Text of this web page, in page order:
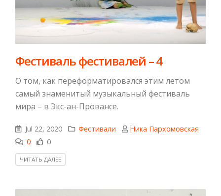
Фестиваль фестивалей – 4
О том, как переформатировался этим летом
самый знаменитый музыкальный фестиваль
мира – в Экс-ан-Провансе.
Jul 22, 2020 Фестивали
Ника Пархомовская
0
0
ЧИТАТЬ ДАЛЕЕ